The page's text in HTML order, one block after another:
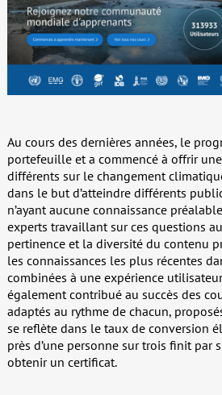
Au cours des dernières années, le
portefeuille et a commencé à offrir
différents sur le changement
dans le but d’atteindre différents
n’ayant aucune connaissance
experts travaillant sur ces questions
pertinence et la diversité du contenu
les connaissances les plus récentes
combinées à une expérience
également contribué au succès des
adaptés au rythme de chacun,
se reflète dans le taux de conversion
près d’une personne sur trois finit par
obtenir un certificat.